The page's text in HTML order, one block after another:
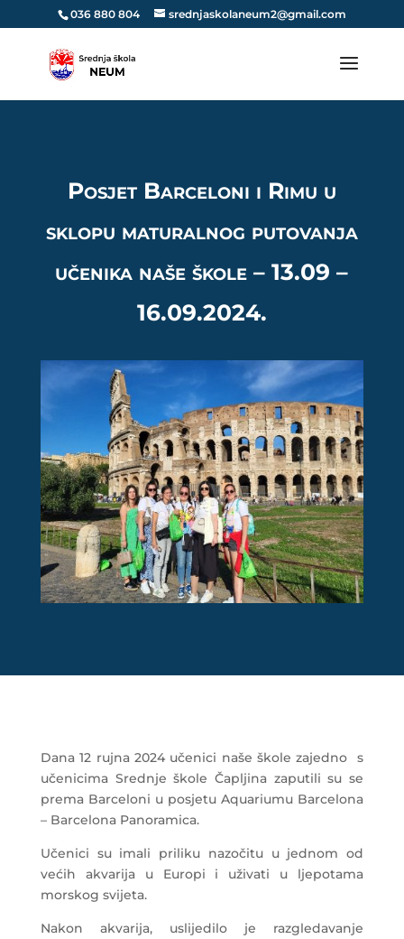
036 880 804 srednjaskolaneum2@gmail.com
Posjet Barceloni i Rimu u
sklopu maturalnog putovanja
učenika naše škole – 13.09 –
16.09.2024.
Dana 12 rujna 2024 učenici naše škole zajedno s
učenicima Srednje škole Čapljina zaputili su se
prema Barceloni u posjetu Aquariumu Barcelona
– Barcelona Panoramica.
Učenici su imali priliku nazočitu u jednom od
većih akvarija u Europi i uživati u ljepotama
morskog svijeta.
Nakon akvarija, uslijedilo je razgledavanje